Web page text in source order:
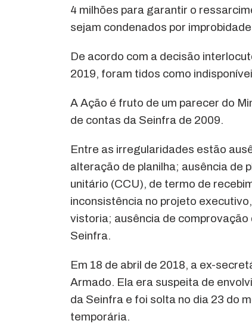
4 milhões para garantir o
sejam condenados por
De acordo com a decisão
2019, foram tidos como
A Ação é fruto de um parecer do
de contas da Seinfra de 2009.
Entre as irregularidades estão
alteração de planilha; ausência de
unitário (CCU), de termo de
inconsistência no projeto
vistoria; ausência de
Seinfra.
Em 18 de abril de 2018, a ex-
Armado. Ela era suspeita de
da Seinfra e foi solta no dia 23 do
temporária.